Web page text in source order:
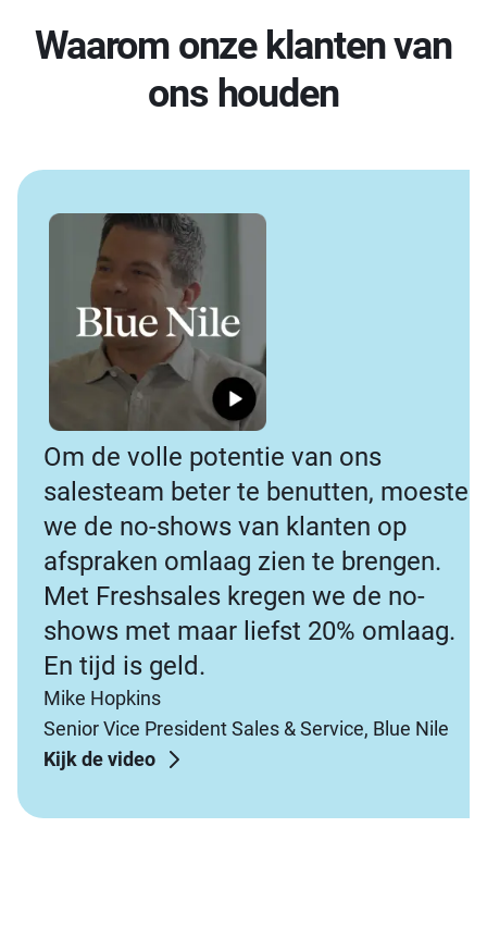
Waarom onze klanten van
ons houden
Om de volle potentie van ons
salesteam beter te benutten, moesten
we de no-shows van klanten op
afspraken omlaag zien te brengen.
Met Freshsales kregen we de no-
shows met maar liefst 20% omlaag.
En tijd is geld.
Mike Hopkins
Senior Vice President Sales & Service, Blue Nile
Kijk de video